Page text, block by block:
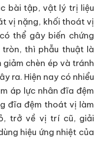
bài tập, vật lý trị liệu
vị nặng, khối thoát vị
thể gây biến chứng
thì phẫu thuật là
giảm chèn ép và tránh
ra. Hiện nay có nhiểu
áp lực nhân đĩa đệm
đĩa đệm thoát vị làm
trở về vị trí cũ, giải
hiệu ứng nhiệt của